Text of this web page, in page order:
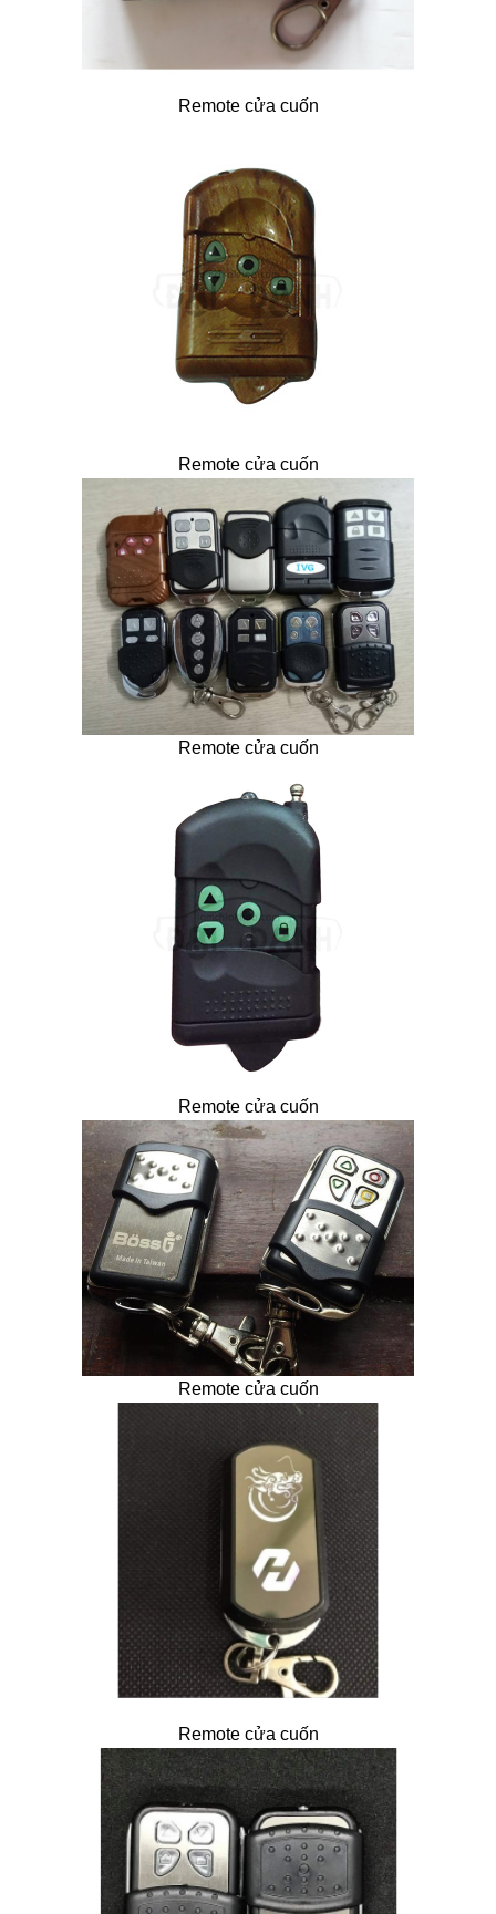
Remote cửa cuốn
Remote cửa cuốn
Remote cửa cuốn
Remote cửa cuốn
Remote cửa cuốn
Remote cửa cuốn